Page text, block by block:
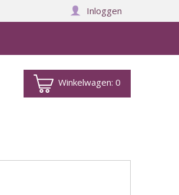
Inloggen
Winkelwagen:0